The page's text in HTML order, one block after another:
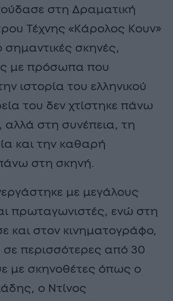
στη Δραματική
Τέχνης «Κάρολος Κουν»
σκηνές,
με πρόσωπα που
ιστορία του ελληνικού
του δεν χτίστηκε πάνω
αλλά στη συνέπεια, τη
και την καθαρή
στη σκηνή.
με μεγάλους
πρωταγωνιστές, ενώ στη
και στον κινηματογράφο,
σε περισσότερες από 30
με σκηνοθέτες όπως ο
ο Ντίνος